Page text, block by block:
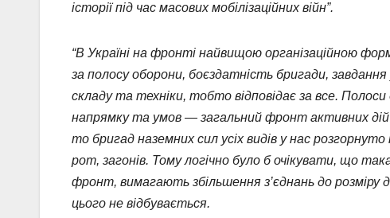
історії під час масових мобілізаційних війн”.
“В Україні на фронті найвищою організаційною
за полосу оборони, боєздатність бригади,
складу та техніки, тобто відповідає за все.
напрямку та умов — загальний фронт активних дій
то бригад наземних сил усіх видів у нас
рот, загонів. Тому логічно було б очікувати, що
фронт, вимагають збільшення з’єднань до розміру
цього не відбувається.